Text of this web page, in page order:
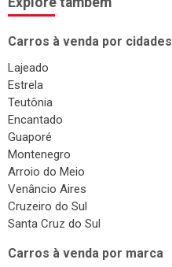
Troca de Óleo
Seguros
Injeção Eletrônica
Produtos Automotivos
Placas
Estética e Higienização
Auto Vidros
Volantes
Carros à venda por cidades
Lajeado
Estrela
Teutônia
Encantado
Guaporé
Montenegro
Arroio do Meio
Venâncio Aires
Cruzeiro do Sul
Santa Cruz do Sul
Carros à venda por marca